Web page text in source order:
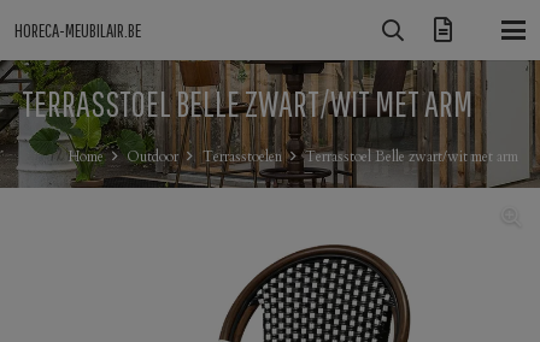
HORECA-MEUBILAIR.BE
TERRASSTOEL BELLE ZWART/WIT MET ARM
Home Outdoor Terrasstoelen Terrasstoel Belle zwart/wit met arm